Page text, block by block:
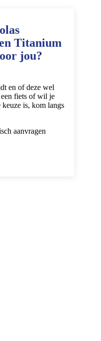
Titanium
jou?
en of deze wel
fiets of wil je
is, kom langs
aanvragen